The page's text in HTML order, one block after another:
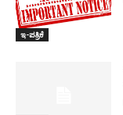
ಇ-ಪತ್ರಿಕೆ